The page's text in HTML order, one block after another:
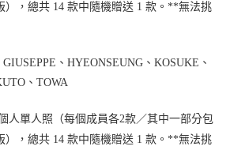
），總共 14 款中隨機贈送 1 款。 **無法挑
GIUSEPPE、HYEONSEUNG、KOSUKE、
、TOWA
人單人照（每個成員各2款／其中一部分包
），總共 14 款中隨機贈送 1 款。 **無法挑